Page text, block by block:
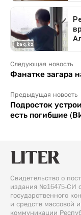
Следующая новость
Фанатке загара
Предыдущая новость
Подросток
есть погибшие
Свидетельство о
издания №16475-СИ
государственного
и средств массовой
коммуникации